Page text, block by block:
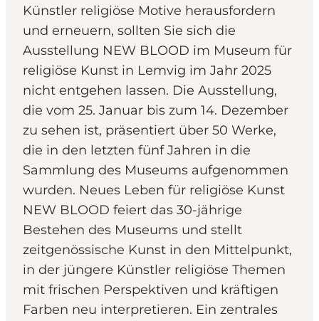
Künstler religiöse Motive herausfordern
und erneuern, sollten Sie sich die
Ausstellung NEW BLOOD im Museum für
religiöse Kunst in Lemvig im Jahr 2025
nicht entgehen lassen. Die Ausstellung,
die vom 25. Januar bis zum 14. Dezember
zu sehen ist, präsentiert über 50 Werke,
die in den letzten fünf Jahren in die
Sammlung des Museums aufgenommen
wurden. Neues Leben für religiöse Kunst
NEW BLOOD feiert das 30-jährige
Bestehen des Museums und stellt
zeitgenössische Kunst in den Mittelpunkt,
in der jüngere Künstler religiöse Themen
mit frischen Perspektiven und kräftigen
Farben neu interpretieren. Ein zentrales